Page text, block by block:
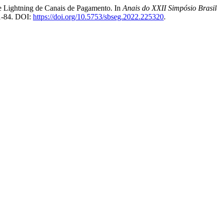
de Canais de Pagamento. In Anais do XXII Simpósio
84. DOI: https://doi.org/10.5753/sbseg.2022.225320.